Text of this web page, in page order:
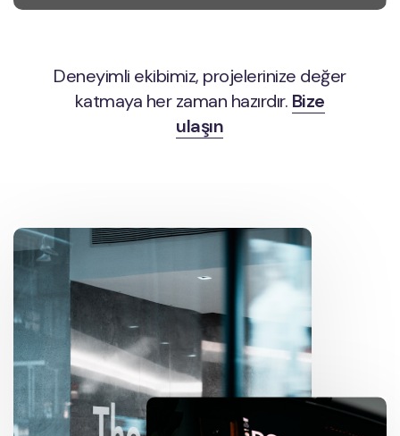
Deneyimli ekibimiz, projelerinize değer
katmaya her zaman hazırdır. Bize
ulaşın